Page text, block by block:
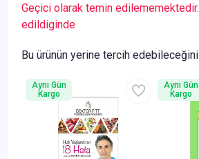
Geçici olarak temin
edildiginde
Bu ürünün yerine tercih
Aynı Gün
Kargo
Aynı Gün
Kargo